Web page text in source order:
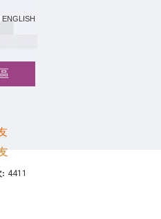
ENGLISH
: 4411